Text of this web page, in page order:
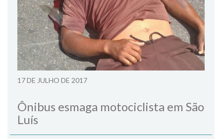
17 DE JULHO DE 2017
Ônibus esmaga motociclista em São
Luís